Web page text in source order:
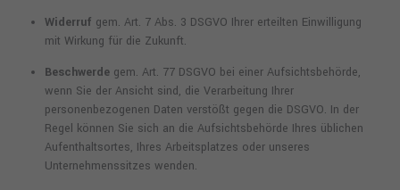
Widerruf gem. Art. 7 Abs. 3 DSGVO Ihrer erteilten Einwilligung
mit Wirkung für die Zukunft.
Beschwerde gem. Art. 77 DSGVO bei einer Aufsichtsbehörde,
wenn Sie der Ansicht sind, die Verarbeitung Ihrer
personenbezogenen Daten verstößt gegen die DSGVO. In der
Regel können Sie sich an die Aufsichtsbehörde Ihres üblichen
Aufenthaltsortes, Ihres Arbeitsplatzes oder unseres
Unternehmenssitzes wenden.